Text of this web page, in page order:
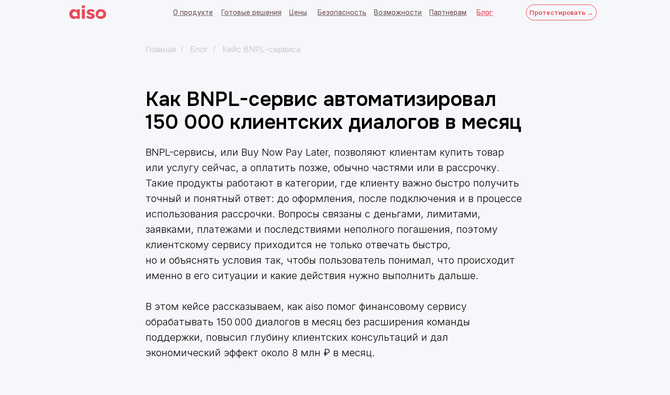
Протестировать →
О продукте Цены Безопасность Возможности
Готовые решения
О продукте Цены Безопасность Возможности Партнерам
Партнерам Блог
Блог
Готовые решения
Главная / Блог / Кейс BNPL-сервиса
Kак BNPL-сервис автоматизировал
150 000 клиентских диалогов в месяц
BNPL-сервисы, или Buy Now Pay Later, позволяют клиентам купить товар
или услугу сейчас, а оплатить позже, обычно частями или в рассрочку.
Такие продукты работают в категории, где клиенту важно быстро получить
точный и понятный ответ: до оформления, после подключения и в процессе
использования рассрочки. Вопросы связаны с деньгами, лимитами,
заявками, платежами и последствиями неполного погашения, поэтому
клиентскому сервису приходится не только отвечать быстро,
но и объяснять условия так, чтобы пользователь понимал, что происходит
именно в его ситуации и какие действия нужно выполнить дальше.
В этом кейсе рассказываем, как aiso помог финансовому сервису
обрабатывать 150 000 диалогов в месяц без расширения команды
поддержки, повысил глубину клиентских консультаций и дал
экономический эффект около 8 млн ₽ в месяц.